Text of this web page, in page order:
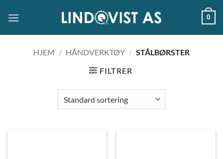
0
HJEM / HÅNDVERKTØY / STÅLBØRSTER
FILTRER